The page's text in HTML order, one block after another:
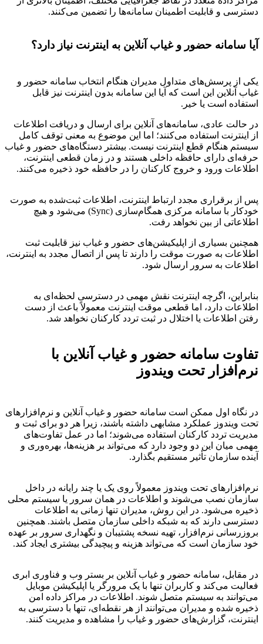
دسترسی و قابلیت اطمینان سامانه‌ها را تضمین می‌کنند.
آیا سامانه حضور و غیاب آنلاین به اینترنت نیاز دارد؟
یکی از پرسش‌های متداول مدیران هنگام انتخاب سامانه حضور و
غیاب آنلاین این است که آیا این سامانه بدون اینترنت نیز قابل
استفاده است یا خیر.
در حالت عادی، سامانه‌های آنلاین برای ارسال و دریافت اطلاعات
از اینترنت استفاده می‌کنند؛ اما این موضوع به معنی توقف کامل
سیستم هنگام قطع اینترنت نیست. بیشتر دستگاه‌های حضور و غیاب
حرفه‌ای دارای حافظه داخلی هستند و در زمان قطعی اینترنت،
اطلاعات ورود و خروج کارکنان را در حافظه خود ذخیره می‌کنند.
پس از برقراری مجدد ارتباط اینترنت، اطلاعات ثبت‌شده به صورت
خودکار با سامانه مرکزی همگام‌سازی (Sync) می‌شود و هیچ
اطلاعاتی از بین نخواهد رفت.
همچنین بسیاری از اپلیکیشن‌های حضور و غیاب نیز قابلیت ثبت
اطلاعات به صورت موقت را دارند تا پس از اتصال مجدد به اینترنت،
اطلاعات به سرور ارسال شود.
بنابراین، اگرچه اینترنت نقش مهمی در دسترسی لحظه‌ای به
اطلاعات دارد، اما قطعی موقت اینترنت معمولاً باعث از دست
رفتن اطلاعات یا اختلال در ثبت تردد کارکنان نخواهد شد.
تفاوت سامانه حضور و غیاب آنلاین با
نرم‌افزار تحت ویندوز
در نگاه اول ممکن است سامانه حضور و غیاب آنلاین و نرم‌افزارهای
تحت ویندوز عملکرد مشابهی داشته باشند، زیرا هر دو برای ثبت و
مدیریت تردد کارکنان استفاده می‌شوند؛ اما در عمل تفاوت‌های
مهمی میان این دو وجود دارد که می‌تواند بر هزینه‌ها، بهره‌وری و
آینده سازمان تأثیر مستقیم بگذارد.
نرم‌افزارهای تحت ویندوز معمولاً روی یک یا چند رایانه در داخل
سازمان نصب می‌شوند و اطلاعات در همان سرور یا سیستم محلی
ذخیره می‌شود. در این روش، مدیران تنها زمانی به اطلاعات
دسترسی دارند که به شبکه داخلی سازمان متصل باشند. همچنین
بروزرسانی نرم‌افزار، تهیه نسخه پشتیبان و نگهداری سرور بر عهده
خود سازمان است که می‌تواند هزینه و پیچیدگی بیشتری ایجاد کند.
در مقابل، سامانه حضور و غیاب آنلاین بر بستر وب و فناوری ابری
فعالیت می‌کند و کاربران تنها با یک مرورگر یا اپلیکیشن موبایل
می‌توانند به سیستم متصل شوند. اطلاعات در مراکز داده امن
ذخیره شده و مدیران می‌توانند از هر نقطه‌ای، تنها با دسترسی به
اینترنت، گزارش‌های حضور و غیاب را مشاهده و مدیریت کنند.